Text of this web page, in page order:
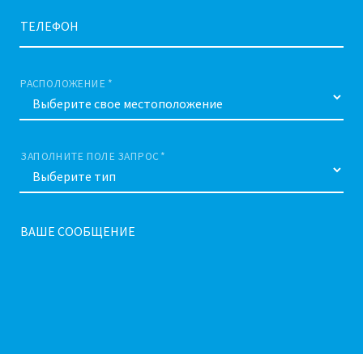
ТЕЛЕФОН
РАСПОЛОЖЕНИЕ *
ЗАПОЛНИТЕ ПОЛЕ ЗАПРОС *
ВАШЕ СООБЩЕНИЕ